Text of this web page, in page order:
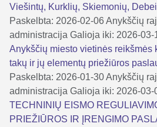
Viešintų, Kurklių, Skiemonių,
Paskelbta: 2026-02-06Anykščių
administracija Galioja iki: 2026-03-
Anykščių miesto vietinės reikšmės
takų ir jų elementų priežiūros
Paskelbta: 2026-01-30Anykščių
administracija Galioja iki: 2026-03-
TECHNINIŲ EISMO
PRIEŽIŪROS IR ĮRENGIMO